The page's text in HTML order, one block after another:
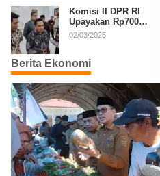
Komisi II DPR RI
Upayakan Rp700
Miliar dari APBN
Putusan MK
02/03/2025
Berita Ekonomi